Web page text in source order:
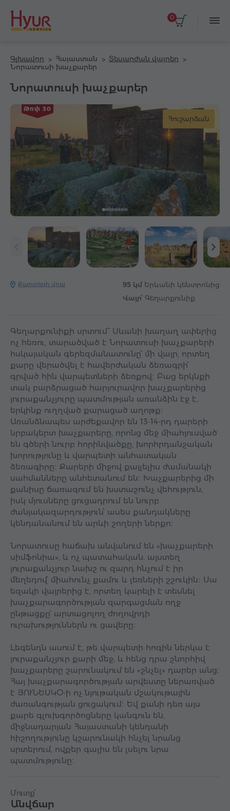
0
Գլխավոր Հայաստան
Տեսարժան վայրեր
Նորատուսի խաչքարեր
Նորատուսի խաչքարեր
Թոփ 30
Հուշարձան
Քարտեզի վրա 95 կմԵրևանի կենտրոնից
Վայր՝ Գեղարքունիք
Գեղարքունիքի սրտում՝ Սևանի խաղաղ ափերից
ոչ հեռու, տարածված է Նորատուսի խաչքարերի
հսկայական գերեզմանատունը՝ մի վայր, որտեղ
քարը վերածվել է հավերժական ձեռագրի՝
գրված հին վարպետների ձեռքով։ Բաց երկնքի
տակ բարձրացած հարյուրավոր խաչքարերից
յուրաքանչյուրը պատմության առանձին էջ է,
երկինք ուղղված քարացած աղոթք։
Առանձնապես արժեքավոր են 13-14-րդ դարերի
նրբակերտ խաչքարերը, որոնց մեջ միահյուսված
են գծերի նուրբ հորինվածքը, խորհրդանշական
խորությունը և վարպետի անհատական
ձեռագիրը։ Քարերի միջով քայլելիս ժամանակի
սահմանները անհետանում են։ Խաչքարերից մի
քանիսը ճառագում են խստաշունչ վեհություն,
իսկ մյուսները ցուցադրում են նուրբ
ժանյակազարդություն՝ ասես քանդակները
կենդանանում են արևի շողերի ներքո։
Նորատուսը հաճախ անվանում են «խաչքարերի
սիմֆոնիա», և ոչ պատահական. այստեղ
յուրաքանչյուր նախշ ու զարդ հնչում է իր
մեղեդով՝ միահունչ քամու և լեռների շշուկին։ Սա
եզակի վայրերից է, որտեղ կարելի է տեսնել
խաչքարագործության զարգացման ողջ
ընթացքը՝ արտացոլող ժողովրդի
ուրախություններն ու ցավերը։
Լեգենդն ասում է, թե վարպետի հոգին ներկա է
յուրաքանչյուր քարի մեջ, և հենց դրա շնորհիվ
խաչքարերը շարունակում են «շնչել» դարեր անց։
Հայ խաչքարագործության արվեստը ներառված
է ՅՈՒՆԵՍԿՕ-ի ոչ նյութական մշակութային
ժառանգության ցուցակում։ Եվ քանի դեռ այս
քարե գլուխգործոցները կանգուն են,
միջնադարյան Հայաստանի կենդանի
հիշողությունը կշարունակի հնչել նրանց
սրտերում, ովքեր գալիս են լսելու նրա
պատմությունը։
Մուտք՝
Անվճար